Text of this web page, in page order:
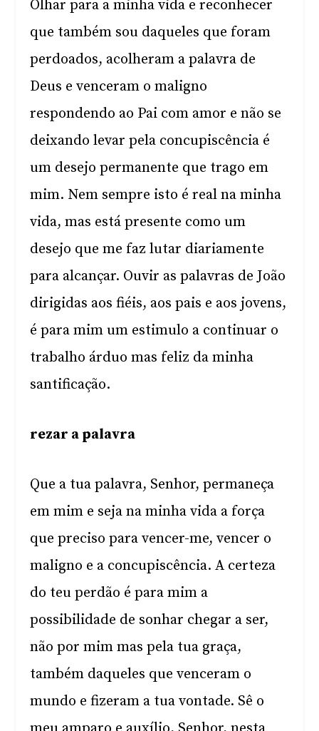
Olhar para a minha vida e reconhecer
que também sou daqueles que foram
perdoados, acolheram a palavra de
Deus e venceram o maligno
respondendo ao Pai com amor e não se
deixando levar pela concupiscência é
um desejo permanente que trago em
mim. Nem sempre isto é real na minha
vida, mas está presente como um
desejo que me faz lutar diariamente
para alcançar. Ouvir as palavras de João
dirigidas aos fiéis, aos pais e aos jovens,
é para mim um estimulo a continuar o
trabalho árduo mas feliz da minha
santificação.
rezar a palavra
Que a tua palavra, Senhor, permaneça
em mim e seja na minha vida a força
que preciso para vencer-me, vencer o
maligno e a concupiscência. A certeza
do teu perdão é para mim a
possibilidade de sonhar chegar a ser,
não por mim mas pela tua graça,
também daqueles que venceram o
mundo e fizeram a tua vontade. Sê o